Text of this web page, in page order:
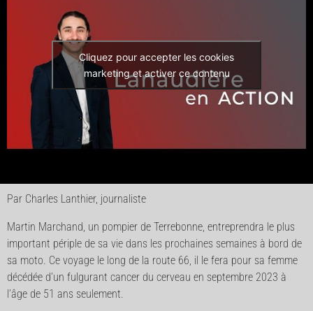
Cliquez pour accepter les cookies
marketing et activer ce contenu
Par Charles Lanthier, journaliste
Martin Marchand, un pompier de Terrebonne, entreprendra le plus
important périple de sa vie dans les prochaines semaines à bord de
sa moto. Ce voyage le long de la route 66, il le fera pour sa femme
décédée d’un fulgurant cancer du cerveau en septembre 2023 à
l’âge de 51 ans seulement.